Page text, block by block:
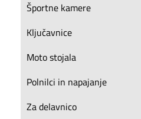
Športne kamere
Ključavnice
Moto stojala
Polnilci in napajanje
Za delavnico